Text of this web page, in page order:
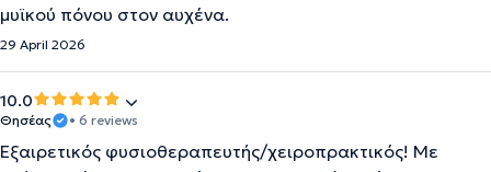
μυϊκού πόνου στον αυχένα.
29 April 2026
10.0
Θησέας • 6 reviews
Εξαιρετικός φυσιοθεραπευτής/χειροπρακτικός! Με